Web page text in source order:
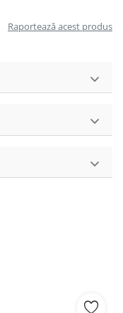
Raportează acest produs